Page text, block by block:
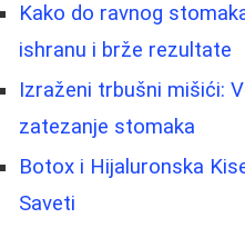
Kako do ravnog
ishranu i brže rezultate
Izraženi trbušni mišići:
zatezanje stomaka
Botox i Hijaluronska
Saveti